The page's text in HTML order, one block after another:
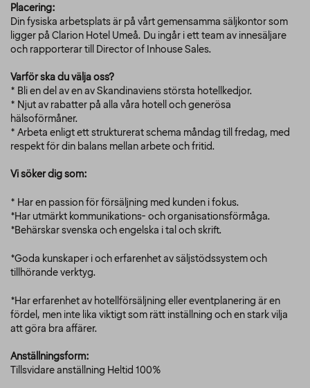
Placering:
Din fysiska arbetsplats är på vårt gemensamma säljkontor som
ligger på Clarion Hotel Umeå. Du ingår i ett team av innesäljare
och rapporterar till Director of Inhouse Sales.
Varför ska du välja oss?
* Bli en del av en av Skandinaviens största hotellkedjor.
* Njut av rabatter på alla våra hotell och generösa
hälsoförmåner.
* Arbeta enligt ett strukturerat schema måndag till fredag, med
respekt för din balans mellan arbete och fritid.
Vi söker dig som:
* Har en passion för försäljning med kunden i fokus.
*Har utmärkt kommunikations- och organisationsförmåga.
*Behärskar svenska och engelska i tal och skrift.
*Goda kunskaper i och erfarenhet av säljstödssystem och
tillhörande verktyg.
*Har erfarenhet av hotellförsäljning eller eventplanering är en
fördel, men inte lika viktigt som rätt inställning och en stark vilja
att göra bra affärer.
Anställningsform:
Tillsvidare anställning Heltid 100%